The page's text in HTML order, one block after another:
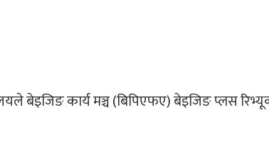
बेइजिङ कार्य मञ्च (बिपिएफए) बेइजिङ प्लस